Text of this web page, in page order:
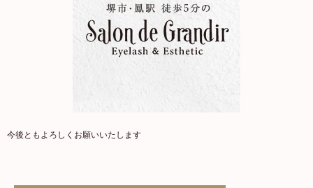
今後ともよろしくお願いいたします